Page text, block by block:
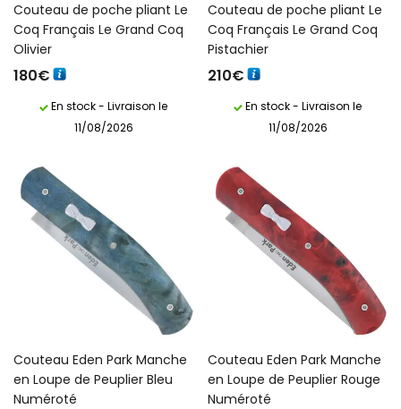
Couteau de poche pliant Le
Coq Français Le Grand Coq
Olivier
180€
En stock - Livraison le
11/08/2026
Couteau de poche pliant Le
Coq Français Le Grand Coq
Pistachier
210€
En stock - Livraison le
11/08/2026
Couteau Eden Park Manche
en Loupe de Peuplier Bleu
Numéroté
Couteau Eden Park Manche
en Loupe de Peuplier Rouge
Numéroté